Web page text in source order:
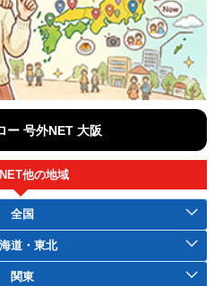
ー 号外NET 大阪
他の地域
全国
道・東北
関東